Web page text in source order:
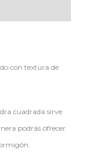
con textura de
cuadrada sirve
podrás ofrecer